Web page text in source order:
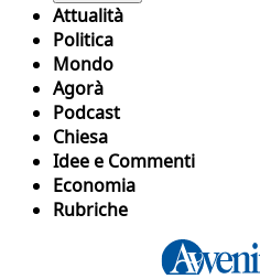
Attualità
Politica
Mondo
Agorà
Podcast
Chiesa
Idee e Commenti
Economia
Rubriche